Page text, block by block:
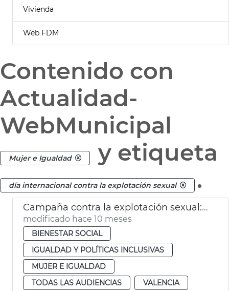
Vivienda
Web FDM
Contenido con
Actualidad-
WebMunicipal
Mujer e Igualdad y etiqueta
día internacional contra la explotación sexual .
Campaña contra la explotación sexual: “Si eres putero, eres cómplice"
modificado hace 10 meses
BIENESTAR SOCIAL
IGUALDAD Y POLÍTICAS INCLUSIVAS
MUJER E IGUALDAD
TODAS LAS AUDIENCIAS
VALENCIA